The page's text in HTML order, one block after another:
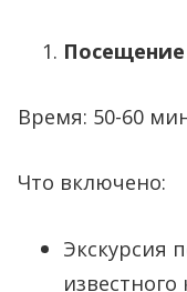
Время: 50-60
Что включено:
Экскурсия